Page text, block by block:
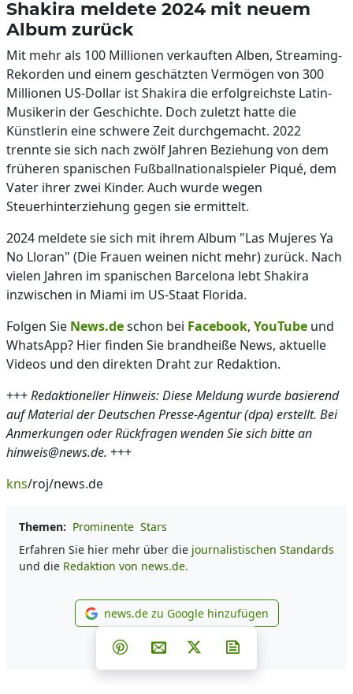
Shakira meldete 2024 mit neuem
Album zurück
Mit mehr als 100 Millionen verkauften Alben, Streaming-
Rekorden und einem geschätzten Vermögen von 300
Millionen US-Dollar ist Shakira die erfolgreichste Latin-
Musikerin der Geschichte. Doch zuletzt hatte die
Künstlerin eine schwere Zeit durchgemacht. 2022
trennte sie sich nach zwölf Jahren Beziehung von dem
früheren spanischen Fußballnationalspieler Piqué, dem
Vater ihrer zwei Kinder. Auch wurde wegen
Steuerhinterziehung gegen sie ermittelt.
2024 meldete sie sich mit ihrem Album "Las Mujeres Ya
No Lloran" (Die Frauen weinen nicht mehr) zurück. Nach
vielen Jahren im spanischen Barcelona lebt Shakira
inzwischen in Miami im US-Staat Florida.
Folgen Sie News.deschon bei Facebook, YouTube und
WhatsApp? Hier finden Sie brandheiße News, aktuelle
Videos und den direkten Draht zur Redaktion.
+++Redaktioneller Hinweis: Diese Meldung wurde basierend
auf Material der Deutschen Presse-Agentur (dpa) erstellt. Bei
Anmerkungen oder Rückfragen wenden Sie sich bitte an
hinweis@news.de. +++
kns/roj/news.de
Themen: Prominente Stars
Erfahren Sie hier mehr über die journalistischen Standards
und die Redaktion von news.de.
news.de zu Google
news.de zu Google hinzufügen
Teilen auf Facebook
Teilen auf Whatsapp
Teilen auf Telegram
Teilen auf Pinterest
Per E-Mail teilen
Post auf X